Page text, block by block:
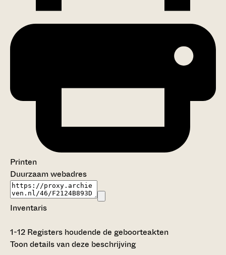
Printen
Duurzaam webadres
Inventaris
1-12 Registers houdende de geboorteakten
Toon details van deze beschrijving